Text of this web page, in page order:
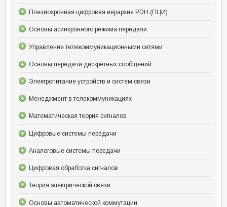
Плезиохронная цифровая иерархия PDH (ПЦИ)
Основы асинхронного режима передачи
Управление телекоммуникационными сетями
Основы передачи дискретных сообщений
Электропитание устройств и систем связи
Менеджмент в телекоммуникациях
Математическая теория сигналов
Цифровые системы передачи
Аналоговые системы передачи
Цифровая обработка сигналов
Теория электрической связи
Основы автоматической коммутации